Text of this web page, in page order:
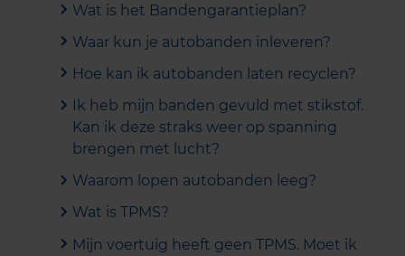
Wat is het Bandengarantieplan?
Waar kun je autobanden inleveren?
Hoe kan ik autobanden laten recyclen?
Ik heb mijn banden gevuld met stikstof.
Kan ik deze straks weer op spanning
brengen met lucht?
Waarom lopen autobanden leeg?
Wat is TPMS?
Mijn voertuig heeft geen TPMS. Moet ik